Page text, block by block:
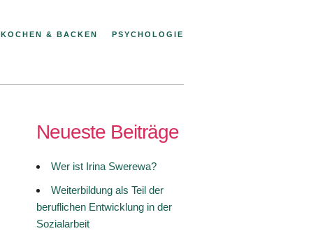
KOCHEN & BACKEN PSYCHOLOGIE
Neueste Beiträge
Wer ist Irina Swerewa?
Weiterbildung als Teil der
beruflichen Entwicklung in der
Sozialarbeit